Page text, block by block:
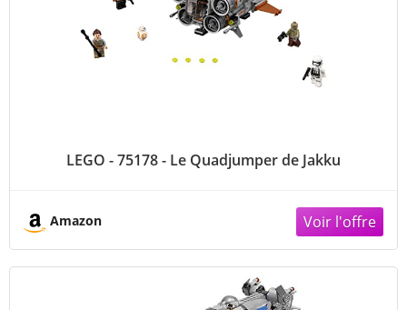
LEGO - 75178 - Le Quadjumper de Jakku
Amazon